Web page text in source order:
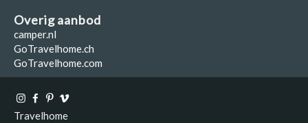
Overig aanbod
camper.nl
GoTravelhome.ch
GoTravelhome.com
Travelhome